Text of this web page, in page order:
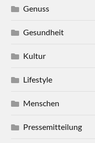
Genuss
Gesundheit
Kultur
Lifestyle
Menschen
Pressemitteilung